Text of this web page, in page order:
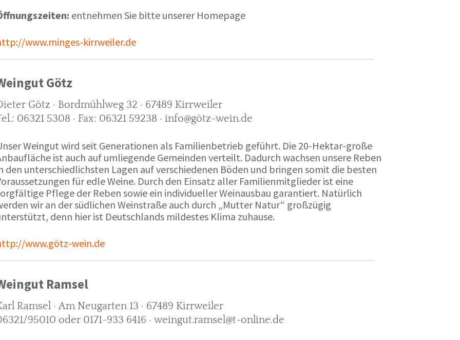
entnehmen Sie bitte unserer Homepage
www.minges-kirrweiler.de
Götz
Götz · Bordmühlweg 32 · 67489 Kirrweiler
06321 5308 · Fax: 06321 59238 · info@götz-wein.de
Weingut wird seit Generationen als Familienbetrieb geführt. Die 20-Hektar-große
ist auch auf umliegende Gemeinden verteilt. Dadurch wachsen unsere Reben
den unterschiedlichsten Lagen auf verschiedenen Böden und bringen somit die besten
für edle Weine. Durch den Einsatz aller Familienmitglieder ist eine
Pflege der Reben sowie ein individueller Weinausbau garantiert. Natürlich
wir an der südlichen Weinstraße auch durch „Mutter Natur“ großzügig
denn hier ist Deutschlands mildestes Klima zuhause.
www.götz-wein.de
Ramsel
Ramsel · Am Neugarten 13 · 67489 Kirrweiler
95010 oder 0171-933 6416 · weingut.ramsel@t-online.de